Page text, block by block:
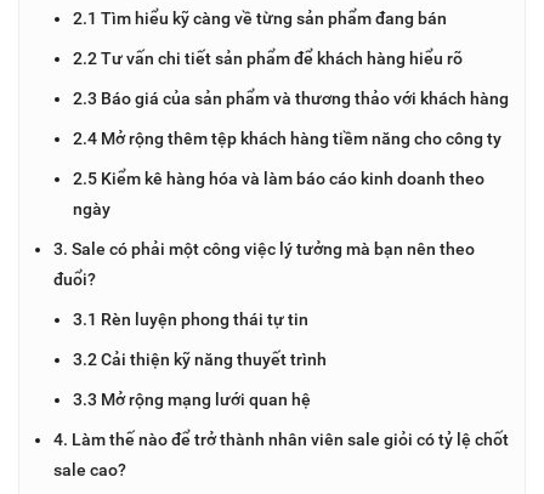
2.1 Tìm hiểu kỹ càng về từng sản phẩm đang bán
2.2 Tư vấn chi tiết sản phẩm để khách hàng hiểu rõ
2.3 Báo giá của sản phẩm và thương thảo với khách hàng
2.4 Mở rộng thêm tệp khách hàng tiềm năng cho công ty
2.5 Kiểm kê hàng hóa và làm báo cáo kinh doanh theo
ngày
3. Sale có phải một công việc lý tưởng mà bạn nên theo
đuổi?
3.1 Rèn luyện phong thái tự tin
3.2 Cải thiện kỹ năng thuyết trình
3.3 Mở rộng mạng lưới quan hệ
4. Làm thế nào để trở thành nhân viên sale giỏi có tỷ lệ chốt
sale cao?